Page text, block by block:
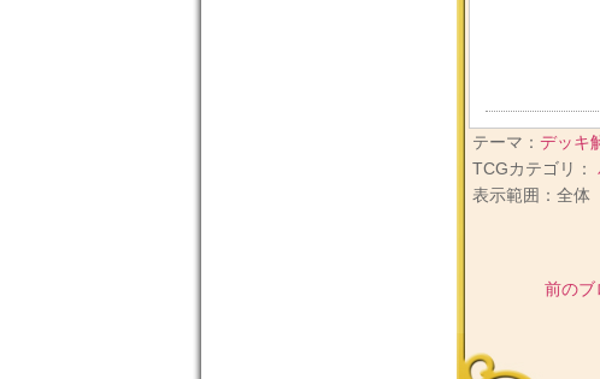
テーマ： デッキ
TCGカテゴリ：
表示範囲：全体
前のブ